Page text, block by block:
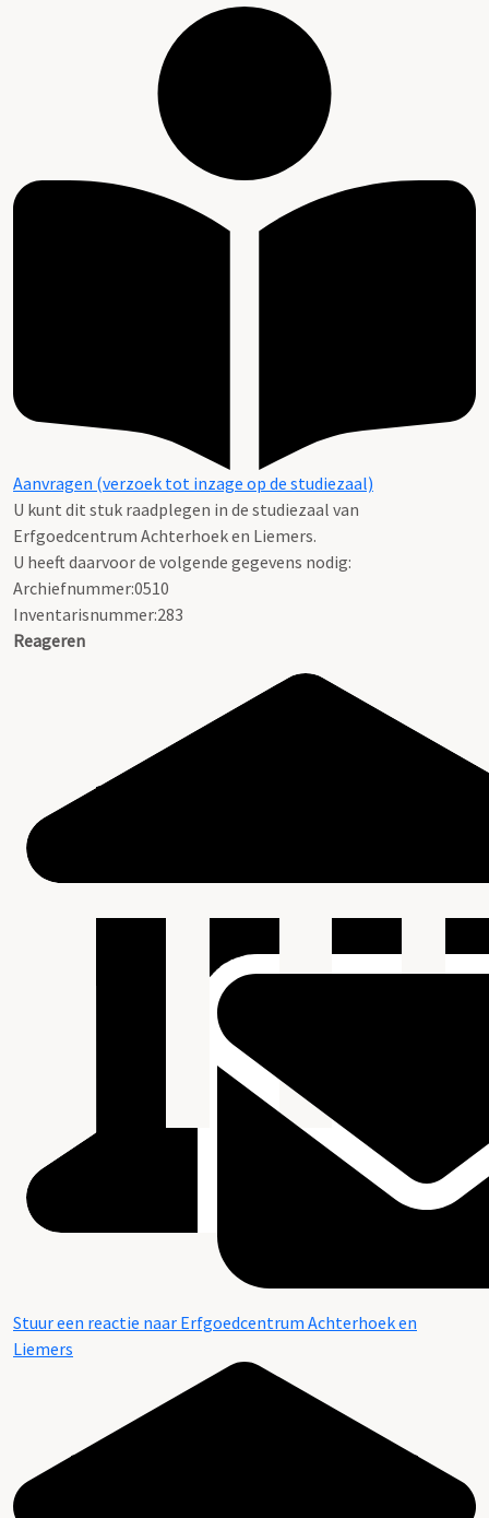
Aanvragen (verzoek tot inzage op de studiezaal)
U kunt dit stuk raadplegen in de studiezaal van
Erfgoedcentrum Achterhoek en Liemers.
U heeft daarvoor de volgende gegevens nodig:
Archiefnummer:0510
Inventarisnummer:283
Reageren
Stuur een reactie naar Erfgoedcentrum Achterhoek en
Liemers